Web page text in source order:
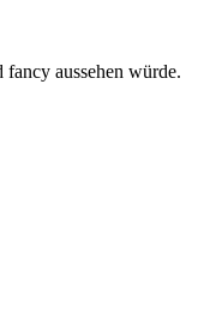
aussehen würde.